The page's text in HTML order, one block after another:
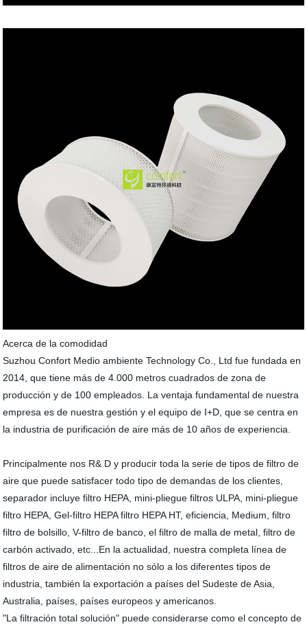
Acerca de la comodidad
Suzhou Confort Medio ambiente Technology Co., Ltd fue fundada en
2014, que tiene más de 4.000 metros cuadrados de zona de
producción y de 100 empleados. La ventaja fundamental de nuestra
empresa es de nuestra gestión y el equipo de I+D, que se centra en
la industria de purificación de aire más de 10 años de experiencia.
Principalmente nos R& D y producir toda la serie de tipos de filtro de
aire que puede satisfacer todo tipo de demandas de los clientes,
separador incluye filtro HEPA, mini-pliegue filtros ULPA, mini-pliegue
filtro HEPA, Gel-filtro HEPA filtro HEPA HT, eficiencia, Medium, filtro
filtro de bolsillo, V-filtro de banco, el filtro de malla de metal, filtro de
carbón activado, etc...En la actualidad, nuestra completa línea de
filtros de aire de alimentación no sólo a los diferentes tipos de
industria, también la exportación a países del Sudeste de Asia,
Australia, países, países europeos y americanos.
"La filtración total solución" puede considerarse como el concepto de